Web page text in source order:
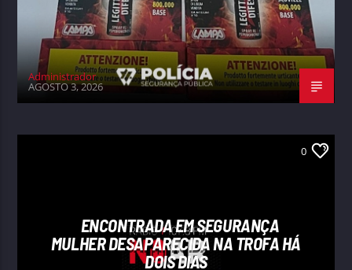
Administrador
AGOSTO 3, 2026
0
ENCONTRADA EM SEGURANÇA
MULHER DESAPARECIDA NA TROFA HÁ
DOIS DIAS